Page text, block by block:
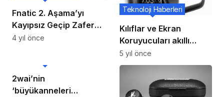
Fnatic 2. Aşama’yı
Kayıpsız Geçip Zafere
Uluştı
4 yıl önce
Kılıflar ve Ekran
Koruyucuları akıllı
saatler için bir şeydir
ve İşte Neden Birini
Teknoloji Haberleri
5 yıl önce
2wai’nin
‘büyükanneleri